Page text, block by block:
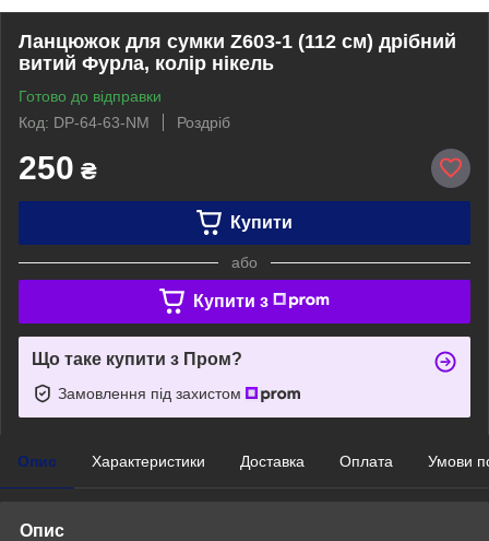
Ланцюжок для сумки Z603-1 (112 см) дрібний
витий Фурла, колір нікель
Готово до відправки
Код: DP-64-63-NM
Роздріб
250 ₴
Купити
або
Купити з
Що таке купити з Пром?
Замовлення під захистом
Опис Характеристики Доставка Оплата Умови
Опис